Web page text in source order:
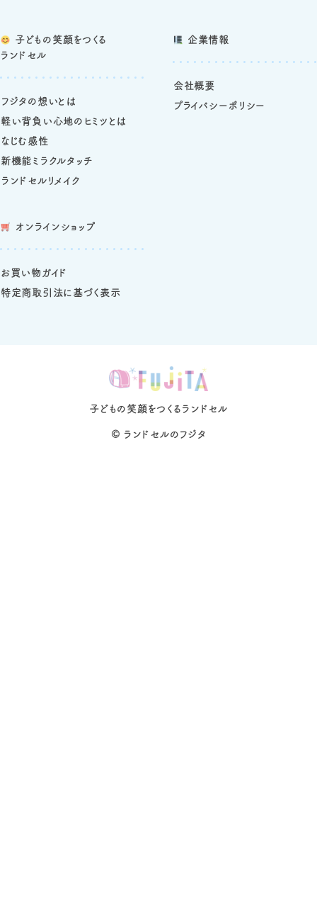
子どもの笑顔をつくる
ランドセル
フジタの想いとは
軽い背負い心地のヒミツとは
なじむ感性
新機能ミラクルタッチ
ランドセルリメイク
企業情報
会社概要
プライバシーポリシー
オンラインショップ
お買い物ガイド
特定商取引法に基づく表示
子どもの笑顔をつくるランドセル
© ランドセルのフジタ